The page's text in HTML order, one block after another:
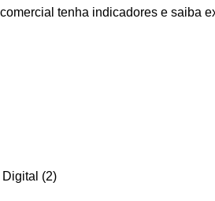
tenha indicadores e saiba